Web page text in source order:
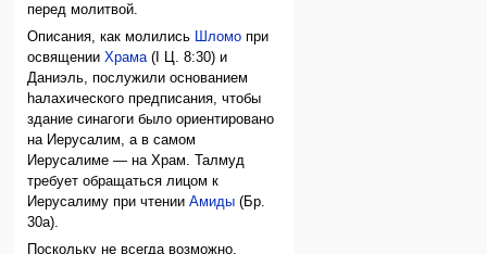
перед молитвой.
Описания, как молились Шломо при
освященииХрама(I Ц. 8:30) и
Даниэль, послужили основанием
hалахического предписания, чтобы
здание синагоги было ориентировано
на Иерусалим, а в самом
Иерусалиме — на Храм. Талмуд
требует обращаться лицом к
Иерусалиму при чтенииАмиды (Бр.
30а).
Поскольку не всегда возможно,